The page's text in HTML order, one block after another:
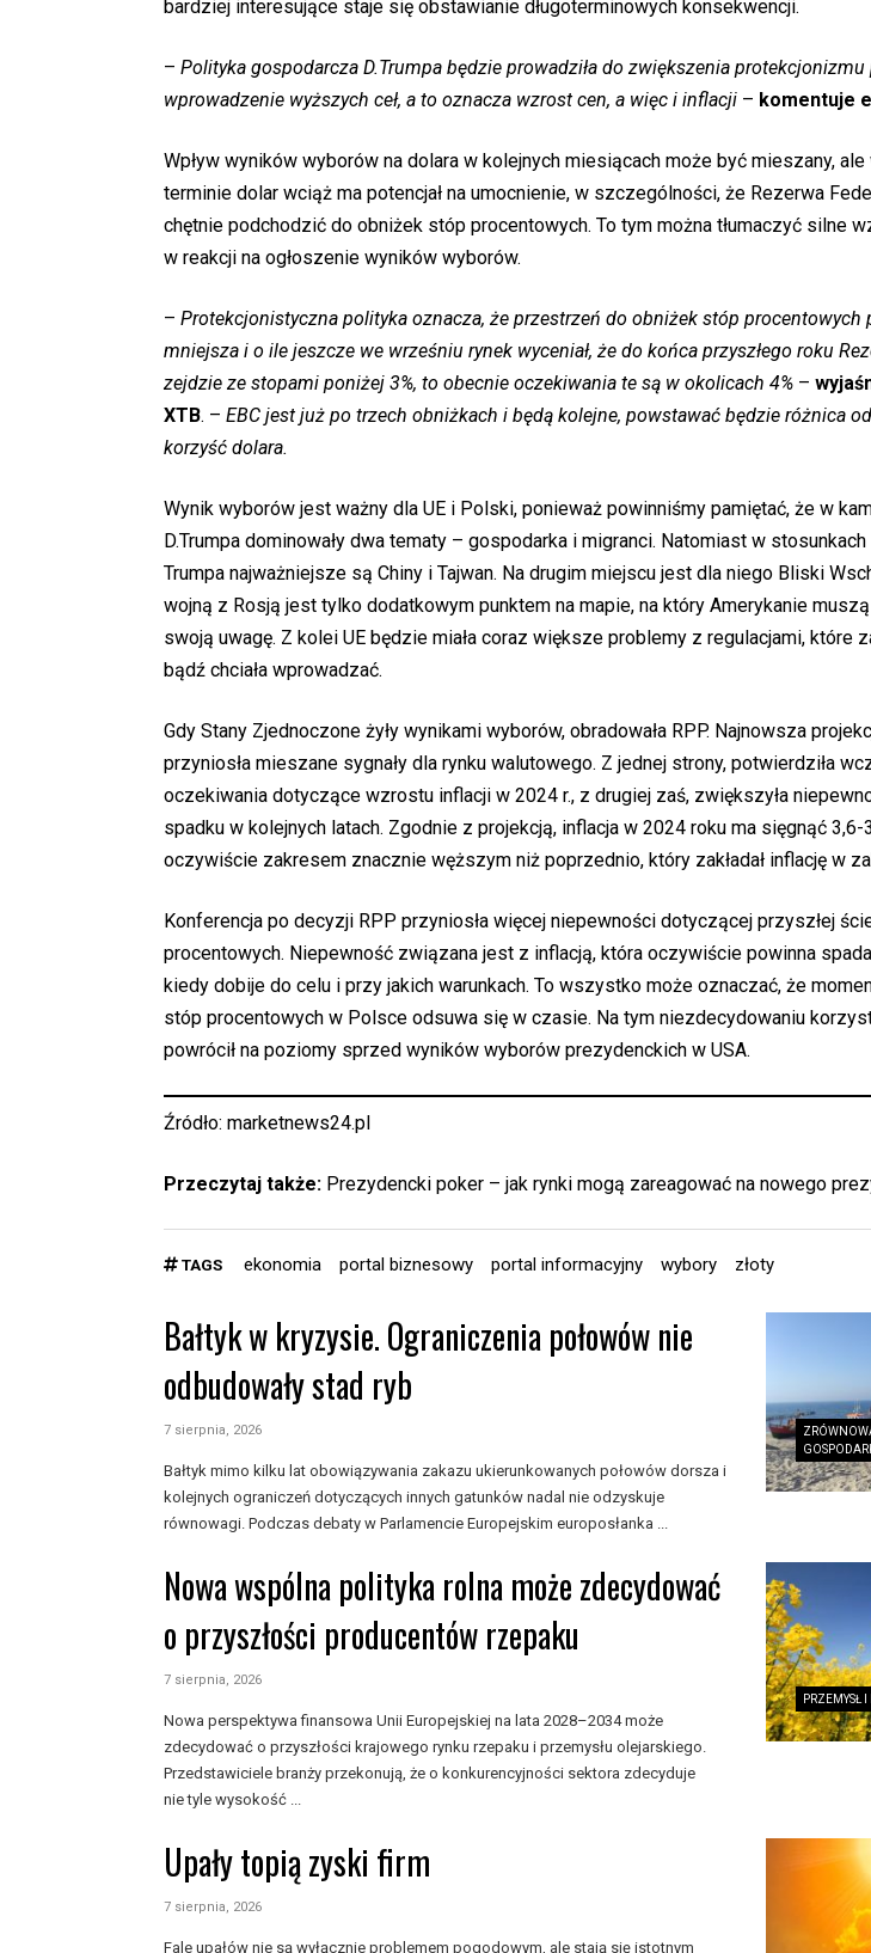
bardziej interesujące staje się obstawianie długoterminowych konsekwencji.
– Polityka gospodarcza D.Trumpa będzie prowadziła do zwiększenia protekcjonizmu
wprowadzenie wyższych ceł, a to oznacza wzrost cen, a więc i inflacji – komentuje
Wpływ wyników wyborów na dolara w kolejnych miesiącach może być mieszany, ale
terminie dolar wciąż ma potencjał na umocnienie, w szczególności, że Rezerwa
chętnie podchodzić do obniżek stóp procentowych. To tym można tłumaczyć silne
w reakcji na ogłoszenie wyników wyborów.
– Protekcjonistyczna polityka oznacza, że przestrzeń do obniżek stóp procentowych
mniejsza i o ile jeszcze we wrześniu rynek wyceniał, że do końca przyszłego roku
zejdzie ze stopami poniżej 3%, to obecnie oczekiwania te są w okolicach 4% –
XTB. – EBC jest już po trzech obniżkach i będą kolejne, powstawać będzie różnica
korzyść dolara.
Wynik wyborów jest ważny dla UE i Polski, ponieważ powinniśmy pamiętać, że w
D.Trumpa dominowały dwa tematy – gospodarka i migranci. Natomiast w
Trumpa najważniejsze są Chiny i Tajwan. Na drugim miejscu jest dla niego Bliski
wojną z Rosją jest tylko dodatkowym punktem na mapie, na który Amerykanie
swoją uwagę. Z kolei UE będzie miała coraz większe problemy z regulacjami, które
bądź chciała wprowadzać.
Gdy Stany Zjednoczone żyły wynikami wyborów, obradowała RPP. Najnowsza
przyniosła mieszane sygnały dla rynku walutowego. Z jednej strony, potwierdziła
oczekiwania dotyczące wzrostu inflacji w 2024 r., z drugiej zaś, zwiększyła
spadku w kolejnych latach. Zgodnie z projekcją, inflacja w 2024 roku ma sięgnąć 3,6-
oczywiście zakresem znacznie węższym niż poprzednio, który zakładał inflację w
Konferencja po decyzji RPP przyniosła więcej niepewności dotyczącej przyszłej
procentowych. Niepewność związana jest z inflacją, która oczywiście powinna
kiedy dobije do celu i przy jakich warunkach. To wszystko może oznaczać, że
stóp procentowych w Polsce odsuwa się w czasie. Na tym niezdecydowaniu
powrócił na poziomy sprzed wyników wyborów prezydenckich w USA.
Źródło: marketnews24.pl
Przeczytaj także: Prezydencki poker – jak rynki mogą zareagować na nowego
TAGS ekonomia portal biznesowy portal informacyjny wybory złoty
Bałtyk w kryzysie. Ograniczenia połowów nie
odbudowały stad ryb
7 sierpnia, 2026
Bałtyk mimo kilku lat obowiązywania zakazu ukierunkowanych połowów dorsza i
kolejnych ograniczeń dotyczących innych gatunków nadal nie odzyskuje
równowagi. Podczas debaty w Parlamencie Europejskim europosłanka ...
PRZEMYSŁ
Nowa wspólna polityka rolna może zdecydować
o przyszłości producentów rzepaku
7 sierpnia, 2026
Nowa perspektywa finansowa Unii Europejskiej na lata 2028–2034 może
zdecydować o przyszłości krajowego rynku rzepaku i przemysłu olejarskiego.
Przedstawiciele branży przekonują, że o konkurencyjności sektora zdecyduje
nie tyle wysokość ...
Upały topią zyski firm
7 sierpnia, 2026
Fale upałów nie są wyłącznie problemem pogodowym, ale stają się istotnym